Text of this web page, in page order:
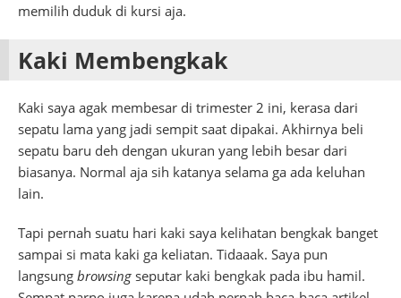
memilih duduk di kursi aja.
Kaki Membengkak
Kaki saya agak membesar di trimester 2 ini, kerasa dari
sepatu lama yang jadi sempit saat dipakai. Akhirnya beli
sepatu baru deh dengan ukuran yang lebih besar dari
biasanya. Normal aja sih katanya selama ga ada keluhan
lain.
Tapi pernah suatu hari kaki saya kelihatan bengkak banget
sampai si mata kaki ga keliatan. Tidaaak. Saya pun
langsung browsing seputar kaki bengkak pada ibu hamil.